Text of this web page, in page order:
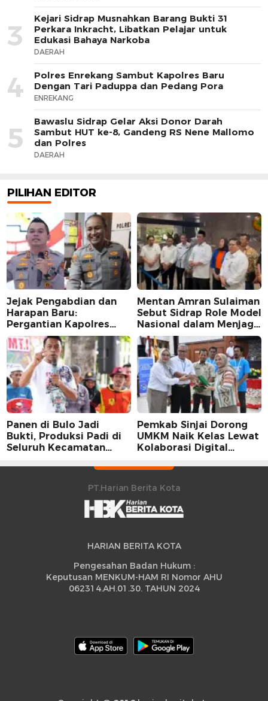
3
Kejari Sidrap Musnahkan Barang Bukti 31
Perkara Inkracht, Libatkan Pelajar untuk
Edukasi Bahaya Narkoba
DAERAH
4
Polres Enrekang Sambut Kapolres Baru
Dengan Tari Paduppa dan Pedang Pora
ENREKANG
5
Bawaslu Sidrap Gelar Aksi Donor Darah
Sambut HUT ke-8, Gandeng RS Nene Mallomo
dan Polres
DAERAH
PILIHAN EDITOR
Jejak Pengabdian dan
Harapan Baru:
Pergantian Kapolres
Sidrap dalam Perspektif
Karier Dua Perwira
Mentan Amran Sulaiman
Sebut Sidrap Role Model
Nasional dalam Menjaga
Stabilitas Harga Telur
Panen di Bulo Jadi
Bukti, Produksi Padi di
Seluruh Kecamatan
Peningkatan
Pemkab Sinjai Dorong
UMKM Naik Kelas Lewat
Kolaborasi Digital
PT.Harian Berita Kota
HARIAN BERITA KOTA
Pengesahan Badan Hukum :
Keputusan MENKUM-HAM RI Nomor AHU
062314.AH.01.30. TAHUN 2024